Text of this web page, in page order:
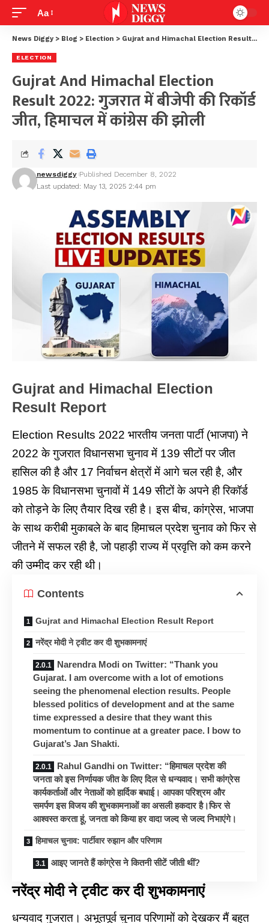
Aa
News Diggy > Blog > Election > Gujrat and Himachal Election Result 2022: गुजरात में बीजेपी की रिकॉर्ड जीत, हिमाचल में कांग्रेस की झोली
ELECTION
Gujrat And Himachal Election
Result 2022: गुजरात में बीजेपी की रिकॉर्ड
जीत, हिमाचल में कांग्रेस की झोली
Last updated: May 13, 2025 2:44 pm
newsdiggy Published December 8, 2022
Gujrat and Himachal Election
Result Report
Election Results 2022 भारतीय जनता पार्टी (भाजपा) ने
2022 केगुजरात विधानसभा चुनावमें 139 सीटों पर जीत
हासिल की है और 17 निर्वाचन क्षेत्रों में आगे चल रही है, और
1985 के विधानसभा चुनावों में 149 सीटों के अपने ही रिकॉर्ड
को तोड़ने के लिए तैयार दिख रही है। इस बीच, कांग्रेस, भाजपा
के साथ करीबी मुकाबले के बादहिमाचल प्रदेश चुनावको फिर से
जीतने में सफल रही है, जो पहाड़ी राज्य में प्रवृत्ति को कम करने
की उम्मीद कर रही थी।
Contents
Gujrat and Himachal Election Result Report
नरेंद्र मोदी ने ट्वीट कर दी शुभकामनाएं
Narendra Modi on Twitter: “Thank you
Gujarat. I am overcome with a lot of emotions
seeing the phenomenal election results. People
blessed politics of development and at the same
time expressed a desire that they want this
momentum to continue at a greater pace. I bow to
Gujarat’s Jan Shakti.
Rahul Gandhi on Twitter: “हिमाचल प्रदेश की
जनता को इस निर्णायक जीत के लिए दिल से धन्यवाद। सभी कांग्रेस
कार्यकर्ताओं और नेताओं को हार्दिक बधाई। आपका परिश्रम और
समर्पण इस विजय की शुभकामनाओं का असली हकदार है।फिर से
आश्वस्त करता हूं, जनता को किया हर वादा जल्द से जल्द निभाएंगे।
हिमाचल चुनाव: पार्टीवार रुझान और परिणाम
आइए जानते हैं कांग्रेस ने कितनी सीटें जीती थीं?
नरेंद्र मोदी ने ट्वीट कर दी शुभकामनाएं
धन्यवाद गुजरात। अभूतपूर्व चुनाव परिणामों को देखकर मैं बहुत